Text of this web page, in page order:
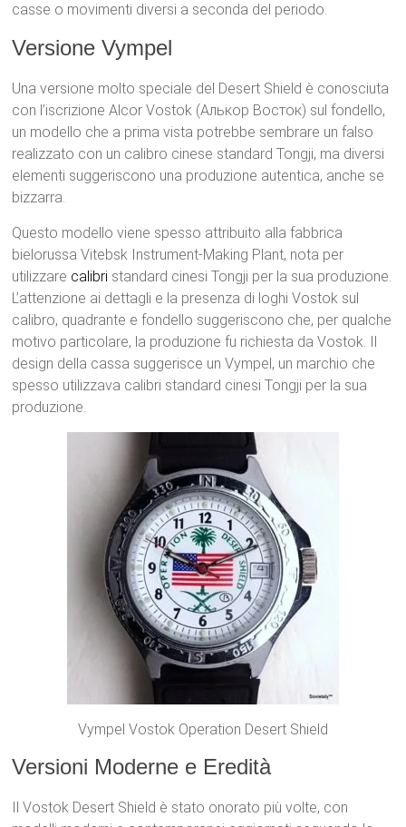
casse o movimenti diversi a seconda del periodo.
Versione Vympel
Una versione molto speciale del Desert Shield è conosciuta
con l’iscrizione Alcor Vostok (Алькор Восток) sul fondello,
un modello che a prima vista potrebbe sembrare un falso
realizzato con un calibro cinese standard Tongji, ma diversi
elementi suggeriscono una produzione autentica, anche se
bizzarra.
Questo modello viene spesso attribuito alla fabbrica
bielorussa Vitebsk Instrument-Making Plant, nota per
utilizzare calibri standard cinesi Tongji per la sua produzione.
L’attenzione ai dettagli e la presenza di loghi Vostok sul
calibro, quadrante e fondello suggeriscono che, per qualche
motivo particolare, la produzione fu richiesta da Vostok. Il
design della cassa suggerisce un Vympel, un marchio che
spesso utilizzava calibri standard cinesi Tongji per la sua
produzione.
Vympel Vostok Operation Desert Shield
Versioni Moderne e Eredità
Il Vostok Desert Shield è stato onorato più volte, con